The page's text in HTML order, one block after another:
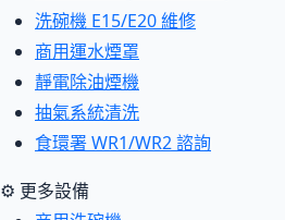
洗碗機 E15/E20 維修
商用運水煙罩
靜電除油煙機
抽氣系統清洗
食環署 WR1/WR2 諮詢
⚙ 更多設備